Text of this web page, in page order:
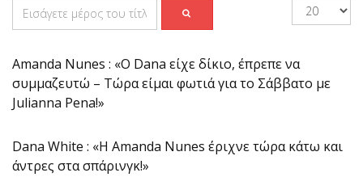
Amanda Nunes : «Ο Dana είχε δίκιο, έπρεπε να
συμμαζευτώ – Τώρα είμαι φωτιά για το Σάββατο με
Julianna Pena!»
Dana White : «Η Amanda Nunes έριχνε τώρα κάτω και
άντρες στα σπάρινγκ!»